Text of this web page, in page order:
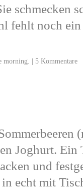
schmecken
fehlt noch
morning. | 5 Kommentare
Joghurt. Ein
und
in echt mit